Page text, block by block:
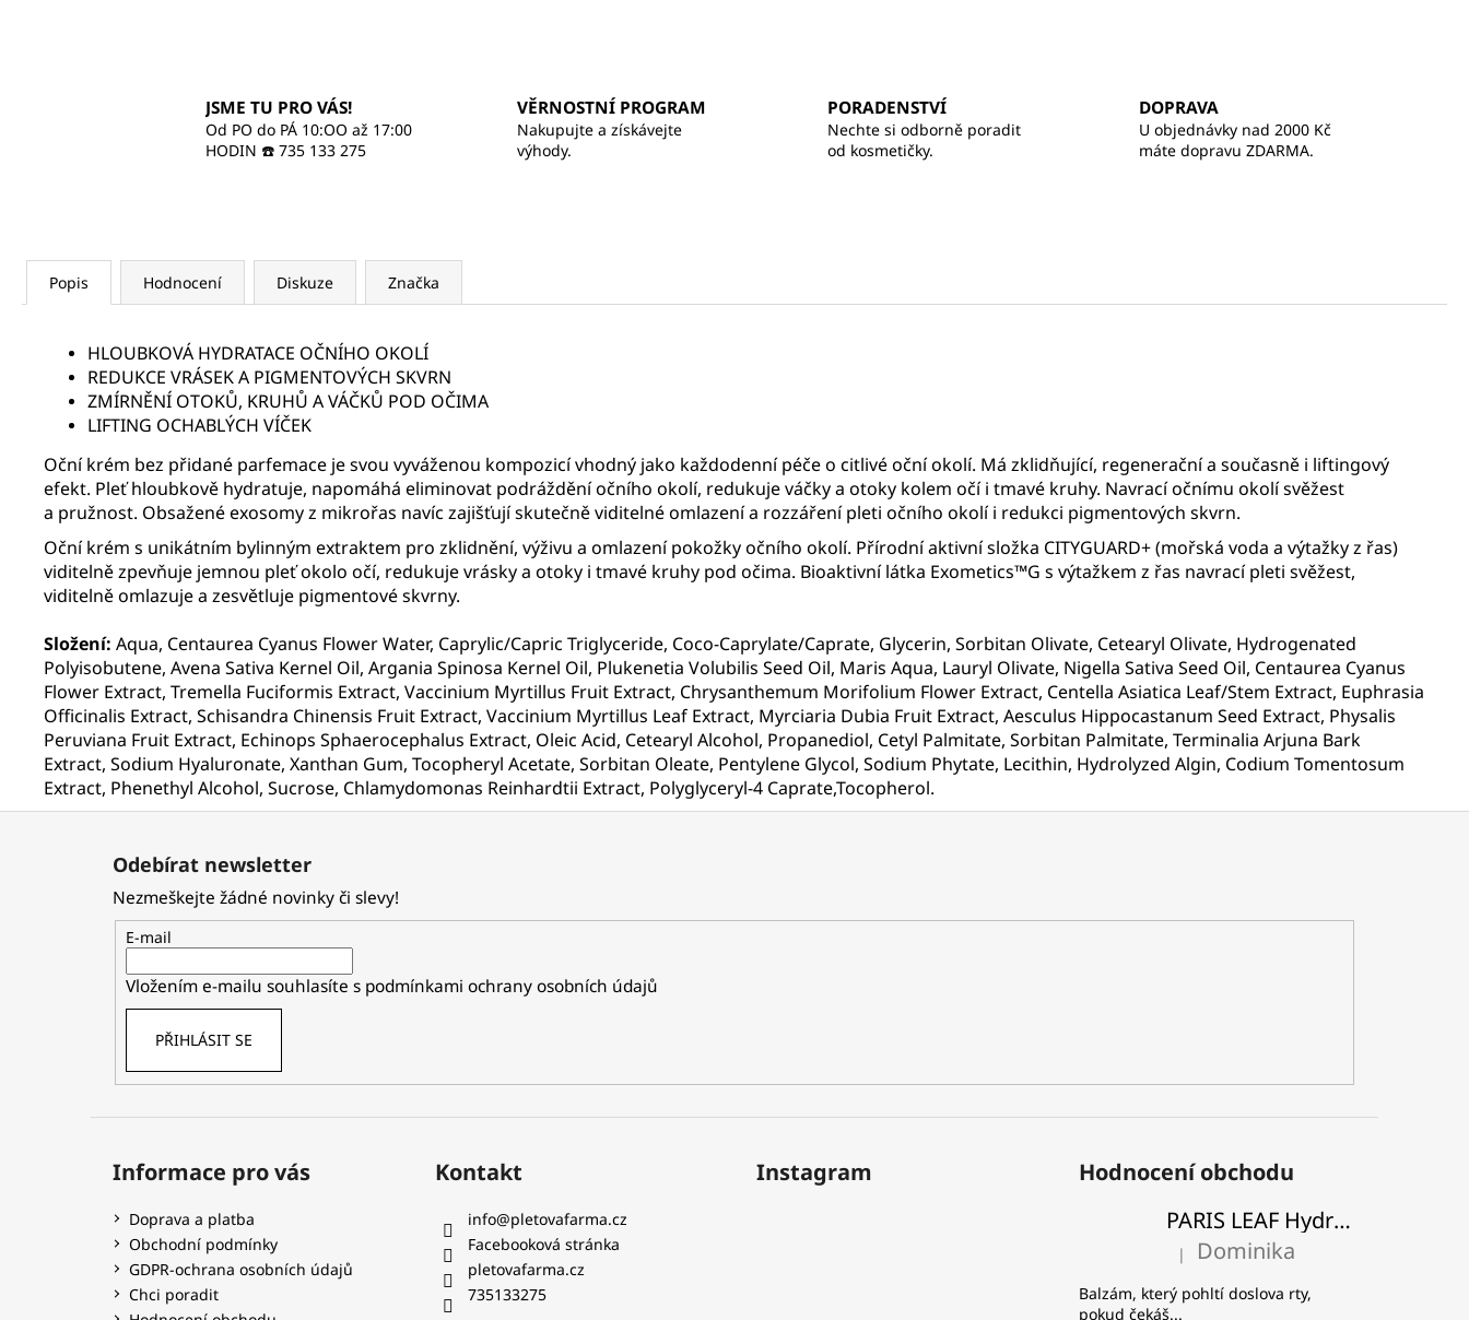
JSME TU PRO VÁS!
Od PO do PÁ 10:OO až 17:00
HODIN ☎️ 735 133 275
VĚRNOSTNÍ PROGRAM
Nakupujte a získávejte
výhody.
PORADENSTVÍ
Nechte si odborně poradit
od kosmetičky.
DOPRAVA
U objednávky nad 2000 Kč
máte dopravu ZDARMA.
Popis Hodnocení Diskuze Značka
HLOUBKOVÁ HYDRATACE OČNÍHO OKOLÍ
REDUKCE VRÁSEK A PIGMENTOVÝCH SKVRN
ZMÍRNĚNÍ OTOKŮ, KRUHŮ A VÁČKŮ POD OČIMA
LIFTING OCHABLÝCH VÍČEK
Oční krém bez přidané parfemace je svou vyváženou kompozicí vhodný jako každodenní péče o citlivé oční okolí. Má zklidňující, regenerační a současně i liftingový
efekt. Pleť hloubkově hydratuje, napomáhá eliminovat podráždění očního okolí, redukuje váčky a otoky kolem očí i tmavé kruhy. Navrací očnímu okolí svěžest
a pružnost. Obsažené exosomy z mikrořas navíc zajišťují skutečně viditelné omlazení a rozzáření pleti očního okolí i redukci pigmentových skvrn.
Oční krém s unikátním bylinným extraktem pro zklidnění, výživu a omlazení pokožky očního okolí. Přírodní aktivní složka CITYGUARD+ (mořská voda a výtažky z řas)
viditelně zpevňuje jemnou pleť okolo očí, redukuje vrásky a otoky i tmavé kruhy pod očima. Bioaktivní látka Exometics™G s výtažkem z řas navrací pleti svěžest,
viditelně omlazuje a zesvětluje pigmentové skvrny.
Složení: Aqua, Centaurea Cyanus Flower Water, Caprylic/Capric Triglyceride, Coco-Caprylate/Caprate, Glycerin, Sorbitan Olivate, Cetearyl Olivate, Hydrogenated
Polyisobutene, Avena Sativa Kernel Oil, Argania Spinosa Kernel Oil, Plukenetia Volubilis Seed Oil, Maris Aqua, Lauryl Olivate, Nigella Sativa Seed Oil, Centaurea Cyanus
Flower Extract, Tremella Fuciformis Extract, Vaccinium Myrtillus Fruit Extract, Chrysanthemum Morifolium Flower Extract, Centella Asiatica Leaf/Stem Extract, Euphrasia
Officinalis Extract, Schisandra Chinensis Fruit Extract, Vaccinium Myrtillus Leaf Extract, Myrciaria Dubia Fruit Extract, Aesculus Hippocastanum Seed Extract, Physalis
Peruviana Fruit Extract, Echinops Sphaerocephalus Extract, Oleic Acid, Cetearyl Alcohol, Propanediol, Cetyl Palmitate, Sorbitan Palmitate, Terminalia Arjuna Bark
Extract, Sodium Hyaluronate, Xanthan Gum, Tocopheryl Acetate, Sorbitan Oleate, Pentylene Glycol, Sodium Phytate, Lecithin, Hydrolyzed Algin, Codium Tomentosum
Extract, Phenethyl Alcohol, Sucrose, Chlamydomonas Reinhardtii Extract, Polyglyceryl-4 Caprate,Tocopherol.
Odebírat newsletter
Nezmeškejte žádné novinky či slevy!
E-mail
Vložením e-mailu souhlasíte s podmínkami ochrany osobních údajů
PŘIHLÁSIT SE
Informace pro vás
Doprava a platba
Obchodní podmínky
GDPR-ochrana osobních údajů
Chci poradit
Kontakt
info@pletovafarma.cz
Facebooková stránka
pletovafarma.cz
735133275
Instagram
Hodnocení obchodu
PARIS LEAF Hydratační a zpevňující balzám na rty
Hodnocení produktu je 5 z 5 hvězdiček.
| Dominika
Balzám, který pohltí doslova rty,
pokud čekáš...